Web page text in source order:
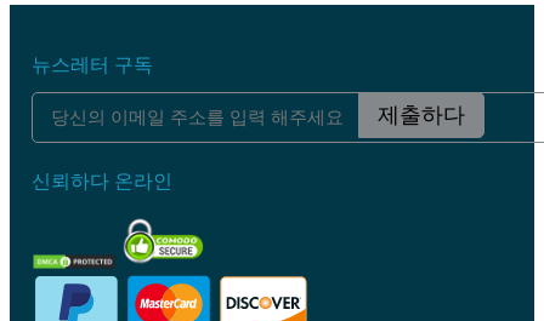
뉴스레터 구독
제출하다
신뢰하다 온라인